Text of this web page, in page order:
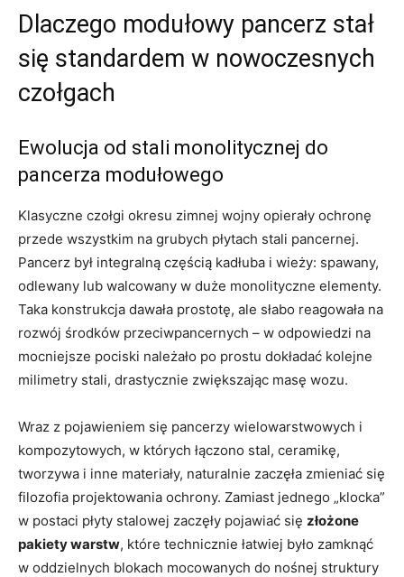
Dlaczego modułowy pancerz stał
się standardem w nowoczesnych
czołgach
Ewolucja od stali monolitycznej do
pancerza modułowego
Klasyczne czołgi okresu zimnej wojny opierały ochronę
przede wszystkim na grubych płytach stali pancernej.
Pancerz był integralną częścią kadłuba i wieży: spawany,
odlewany lub walcowany w duże monolityczne elementy.
Taka konstrukcja dawała prostotę, ale słabo reagowała na
rozwój środków przeciwpancernych – w odpowiedzi na
mocniejsze pociski należało po prostu dokładać kolejne
milimetry stali, drastycznie zwiększając masę wozu.
Wraz z pojawieniem się pancerzy wielowarstwowych i
kompozytowych, w których łączono stal, ceramikę,
tworzywa i inne materiały, naturalnie zaczęła zmieniać się
filozofia projektowania ochrony. Zamiast jednego „klocka”
w postaci płyty stalowej zaczęły pojawiać się złożone
pakiety warstw, które technicznie łatwiej było zamknąć
w oddzielnych blokach mocowanych do nośnej struktury